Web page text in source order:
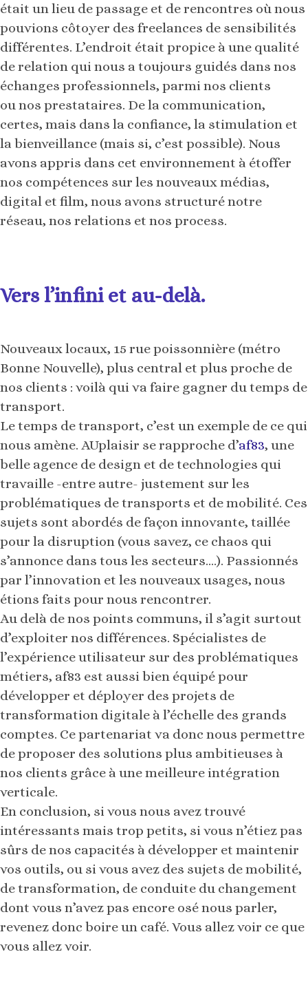
était un lieu de passage et de rencontres où nous
pouvions côtoyer des freelances de sensibilités
différentes. L’endroit était propice à une qualité
de relation qui nous a toujours guidés dans nos
échanges professionnels, parmi nos clients
ou nos prestataires. De la communication,
certes, mais dans la confiance, la stimulation et
la bienveillance (mais si, c’est possible). Nous
avons appris dans cet environnement à étoffer
nos compétences sur les nouveaux médias,
digital et film, nous avons structuré notre
réseau, nos relations et nos process.
Vers l’infini et au-delà.
Nouveaux locaux, 15 rue poissonnière (métro
Bonne Nouvelle), plus central et plus proche de
nos clients : voilà qui va faire gagner du temps de
transport.
Le temps de transport, c’est un exemple de ce qui
nous amène. AUplaisir se rapproche d’af83, une
belle agence de design et de technologies qui
travaille -entre autre- justement sur les
problématiques de transports et de mobilité. Ces
sujets sont abordés de façon innovante, taillée
pour la disruption (vous savez, ce chaos qui
s’annonce dans tous les secteurs….). Passionnés
par l’innovation et les nouveaux usages, nous
étions faits pour nous rencontrer.
Au delà de nos points communs, il s’agit surtout
d’exploiter nos différences. Spécialistes de
l’expérience utilisateur sur des problématiques
métiers, af83 est aussi bien équipé pour
développer et déployer des projets de
transformation digitale à l’échelle des grands
comptes. Ce partenariat va donc nous permettre
de proposer des solutions plus ambitieuses à
nos clients grâce à une meilleure intégration
verticale.
En conclusion, si vous nous avez trouvé
intéressants mais trop petits, si vous n’étiez pas
sûrs de nos capacités à développer et maintenir
vos outils, ou si vous avez des sujets de mobilité,
de transformation, de conduite du changement
dont vous n’avez pas encore osé nous parler,
revenez donc boire un café. Vous allez voir ce que
vous allez voir.